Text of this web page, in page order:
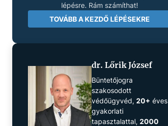
lépésre. Rám számíthat!
TOVÁBB A KEZDŐ LÉPÉSEKRE
dr. Lőrik József
Büntetőjogra
szakosodott
védőügyvéd, 20+ éves
gyakorlati
tapasztalattal, 2000